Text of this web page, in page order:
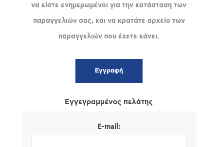
να είστε ενημερωμένοι για την κατάσταση των
παραγγελιών σας, και να κρατάτε αρχείο των
παραγγελιών που έχετε κάνει.
Εγγεγραμμένος πελάτης
E-mail: